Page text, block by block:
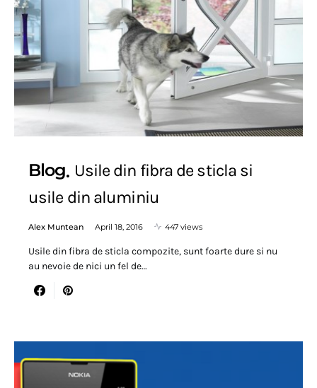
Blog Usile din fibra de sticla si
usile din aluminiu
Alex Muntean April 18, 2016 447 views
Usile din fibra de sticla compozite, sunt foarte dure si nu
au nevoie de nici un fel de…